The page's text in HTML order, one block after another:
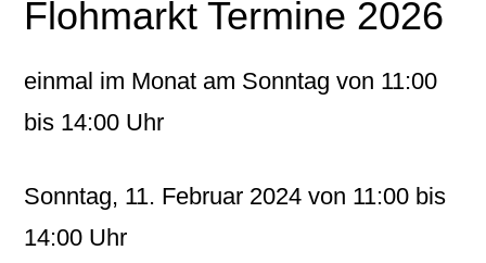
Flohmarkt Termine 2026
einmal im Monat am Sonntagvon 11:00
bis 14:00 Uhr
Sonntag, 11. Februar 2024 von 11:00 bis
14:00 Uhr